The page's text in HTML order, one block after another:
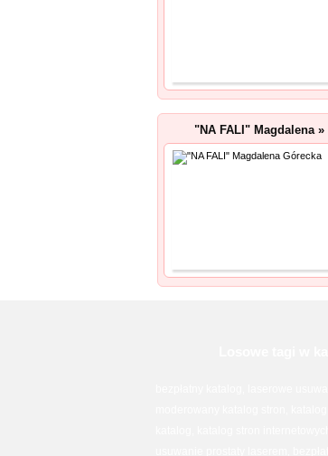
"NA FALI" Magdalena »